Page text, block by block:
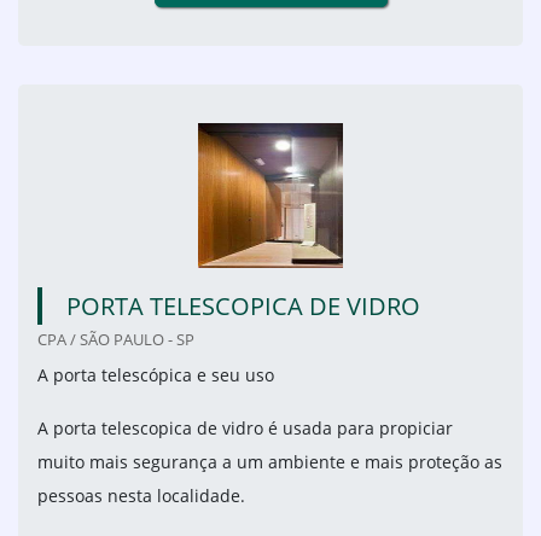
PORTA TELESCOPICA DE VIDRO
CPA / SÃO PAULO - SP
A porta telescópica e seu uso
A porta telescopica de vidro é usada para propiciar
muito mais segurança a um ambiente e mais proteção as
pessoas nesta localidade.